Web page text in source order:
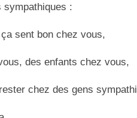
sympathiques :
sent bon chez vous,
des enfants chez vous,
chez des gens